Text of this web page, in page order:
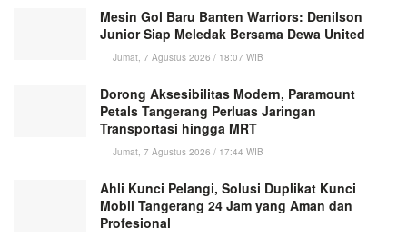
Mesin Gol Baru Banten Warriors: Denilson
Junior Siap Meledak Bersama Dewa United
Jumat, 7 Agustus 2026 / 18:07 WIB
Dorong Aksesibilitas Modern, Paramount
Petals Tangerang Perluas Jaringan
Transportasi hingga MRT
Jumat, 7 Agustus 2026 / 17:44 WIB
Ahli Kunci Pelangi, Solusi Duplikat Kunci
Mobil Tangerang 24 Jam yang Aman dan
Profesional